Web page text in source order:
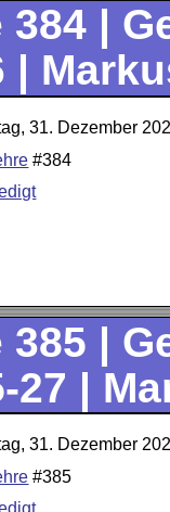
384 |
|
31. Dezember
#384
385 |
27 |
31. Dezember
#385